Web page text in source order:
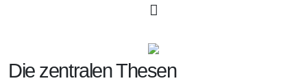
Die zentralen Thesen